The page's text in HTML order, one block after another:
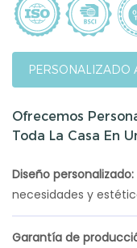
PERSONALIZADO
Ofrecemos
Toda La Casa En
Diseño personalizado:
necesidades y
Garantía de